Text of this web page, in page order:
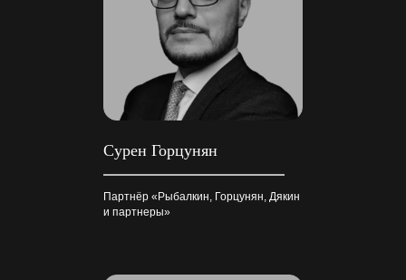
Сурен Горцунян
Партнёр «Рыбалкин, Горцунян, Дякин
и партнеры»